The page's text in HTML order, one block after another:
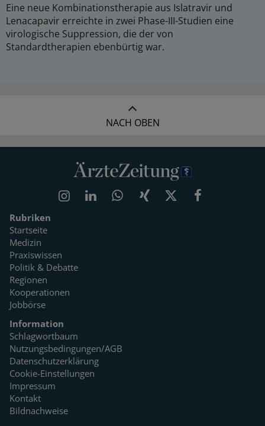
Eine neue Kombinationstherapie aus Islatravir und
Lenacapavir erreichte in zwei Phase-III-Studien eine
virologische Suppression, die der von
Standardtherapien ebenbürtig war.
NACH OBEN
Rubriken
Startseite
Medizin
Praxiswissen
Politik & Debatte
Regionen
Kooperationen
Jobbörse
Information
Schlagwortbaum
Nutzungsbedingungen/AGB
Datenschutzerklärung
Cookie-Einstellungen
Impressum
Kontakt
Bildnachweise